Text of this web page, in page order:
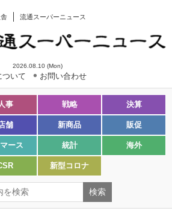
流通スーパーニュース
2026.08.10 (Mon)
ついて お問い合わせ
事 戦略 決算
舗 新商品 販促
ース 統計 海外
新型コロナ